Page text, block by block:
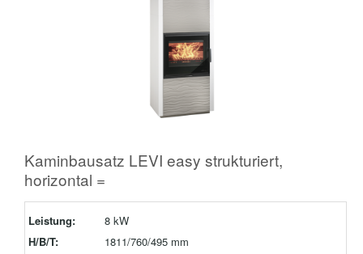
Kaminbausatz LEVI easy strukturiert,
horizontal =
Leistung:
8 kW
H/B/T:
1811/760/495 mm